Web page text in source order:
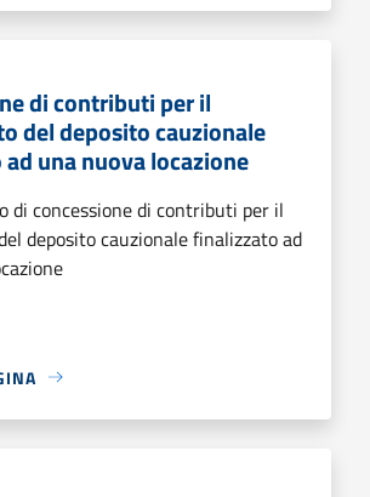
di contributi per il
del deposito cauzionale
una nuova locazione
di concessione di contributi per il
deposito cauzionale finalizzato ad